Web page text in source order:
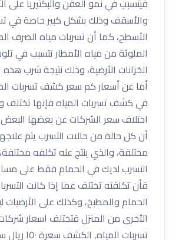
فيتسبب في نمو العفن والبكتيريا على
والأسقف وذلك بشكل كبير خاصة في
الأسطح، كما أن تسربات مياه الصرف
الملوثة من مياه الأمطار تتسبب في
الخزانات الأرضية، وذلك نتيجة شرب هذه
أما عن أسعار كم سعر كشف تسربات
في كشف تسربات المياه فإنها تختلف
اختلاف سعر الشركات عن بعضها
أن كل حالة من حالات التسرب يتم
مختلفة، والذي ينتج عنه تكلفه
التسرب لديك في الحمام فقط على
فأن تكلفته تختلف عما إذا كانت
الحمام والمطبخ، وكذلك على
الأخرى من المنزل فتختلف اسعار
تسربات